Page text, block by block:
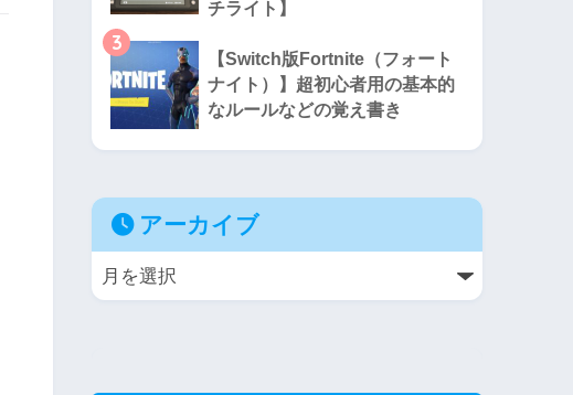
チライト】
3
【Switch版Fortnite（フォート
ナイト）】超初心者用の基本的
なルールなどの覚え書き
アーカイブ